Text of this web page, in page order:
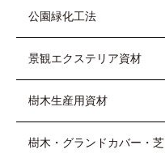
公園緑化工法
景観エクステリア資材
樹木生産用資材
樹木・グランドカバー・芝